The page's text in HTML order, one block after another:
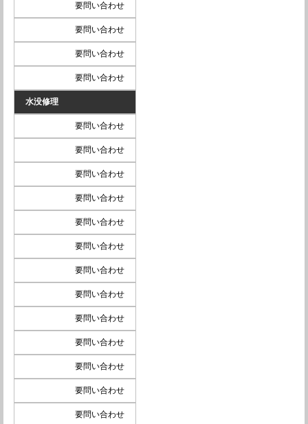
要問い合わせ
要問い合わせ
要問い合わせ
要問い合わせ
水没修理
要問い合わせ
要問い合わせ
要問い合わせ
要問い合わせ
要問い合わせ
要問い合わせ
要問い合わせ
要問い合わせ
要問い合わせ
要問い合わせ
要問い合わせ
要問い合わせ
要問い合わせ